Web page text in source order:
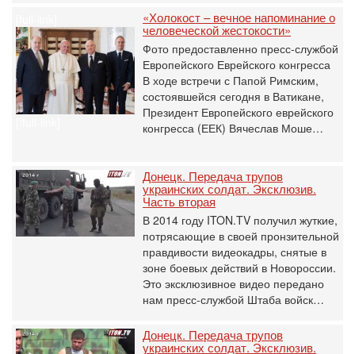
«Холокост – вечное напоминание о
человеческой жестокости»
Фото предоставленно пресс-службой
Европейского Еврейского конгресса
В ходе встречи с Папой Римским,
состоявшейся сегодня в Ватикане,
Президент Европейского еврейского
конгресса (ЕЕК) Вячеслав Моше…
Донецк. Передача трупов
украинских солдат. Эксклюзив.
Часть вторая
В 2014 году ITON.TV получил жуткие,
потрясающие в своей пронзительной
правдивости видеокадры, снятые в
зоне боевых действий в Новороссии.
Это эксклюзивное видео передано
нам пресс-службой Штаба войск…
Донецк. Передача трупов
украинских солдат. Эксклюзив.